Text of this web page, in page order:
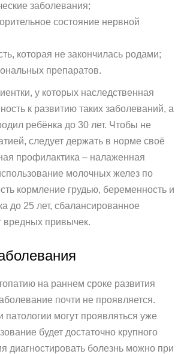
заболевания;
состояние нервной
которая не закончилась родами;
препаратов.
у которых наследственная
к развитию таких заболеваний, а
ребёнка до 30 лет. Чтобы не
следует держать в норме своё
профилактика – налаженная
молочных желез по
кормление грудью, беременность и
до 25 лет, сбалансированное
вредных привычек.
на раннем сроке развития
почти не проявляется.
патологии могут проявляться уже
будет достаточно крупного
диагностировать болезнь можно при